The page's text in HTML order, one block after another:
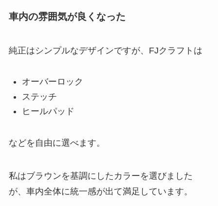
車内の雰囲気が良くなった
純正はシンプルなデザインですが、FJクラフトは
オーバーロック
ステッチ
ヒールパッド
などを自由に選べます。
私はブラウンを基調にしたカラーを選びました
が、車内全体に統一感が出て満足しています。